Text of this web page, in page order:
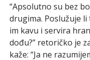
“Apsolutno su bez
drugima. Poslužuje
im kavu i servira
dođu?” retoričko je
kaže: “Ja ne